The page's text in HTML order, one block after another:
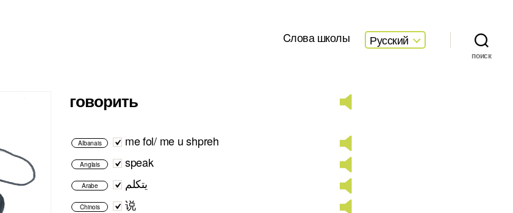
Cлова школы Русский
поиск
говорить
Albanais me fol/ me u shpreh
Anglais speak
Arabe يتكلم
Chinois 说